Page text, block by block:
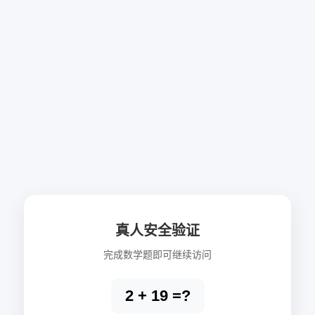
真人安全验证
完成数学题即可继续访问
2 + 19 =?